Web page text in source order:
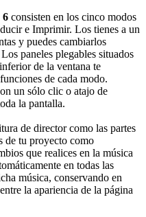
6 consisten en los cinco modos
e Imprimir. Los tienes a un
y puedes cambiarlos
paneles plegables situados
de la ventana te
de cada modo.
un sólo clic o atajo de
la pantalla.
de director como las partes
de tu proyecto como
que realices en la música
en todas las
música, conservando en
la apariencia de la página